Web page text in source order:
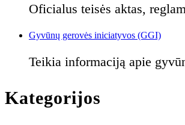
Oficialus teisės aktas,
Gyvūnų gerovės iniciatyvos (GGI)
Teikia informaciją apie
Kategorijos